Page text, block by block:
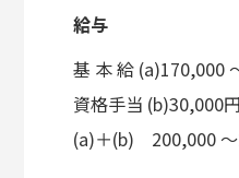
給与
基 本 給 (a)170,000
資格手当 (b)30,000円
(a)＋(b) 200,000